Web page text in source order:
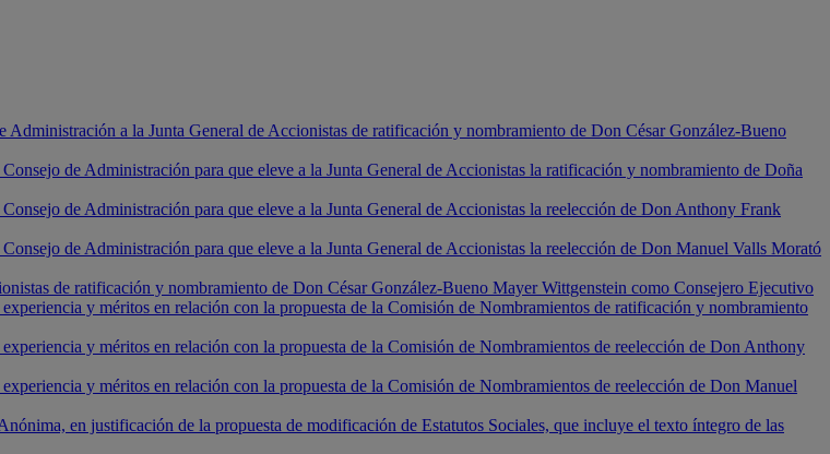
a la Junta General de Accionistas de ratificación y nombramiento de Don César González-Bueno
de Administración para que eleve a la Junta General de Accionistas la ratificación y nombramiento de Doña
de Administración para que eleve a la Junta General de Accionistas la reelección de Don Anthony Frank
de Administración para que eleve a la Junta General de Accionistas la reelección de Don Manuel Valls Morató
de ratificación y nombramiento de Don César González-Bueno Mayer Wittgenstein como Consejero Ejecutivo
y méritos en relación con la propuesta de la Comisión de Nombramientos de ratificación y nombramiento
y méritos en relación con la propuesta de la Comisión de Nombramientos de reelección de Don Anthony
y méritos en relación con la propuesta de la Comisión de Nombramientos de reelección de Don Manuel
en justificación de la propuesta de modificación de Estatutos Sociales, que incluye el texto íntegro de las